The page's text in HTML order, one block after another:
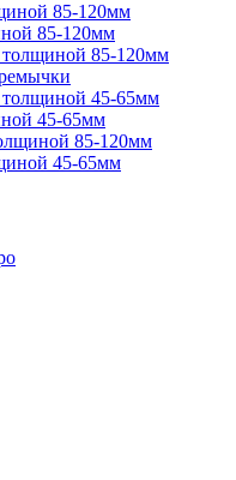
85-120мм
85-120мм
толщиной 85-120мм
толщиной 45-65мм
45-65мм
85-120мм
45-65мм